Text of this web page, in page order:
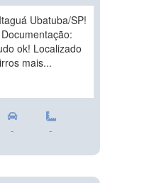
Ubatuba/SP!
ok! Localizado
mais...
- -